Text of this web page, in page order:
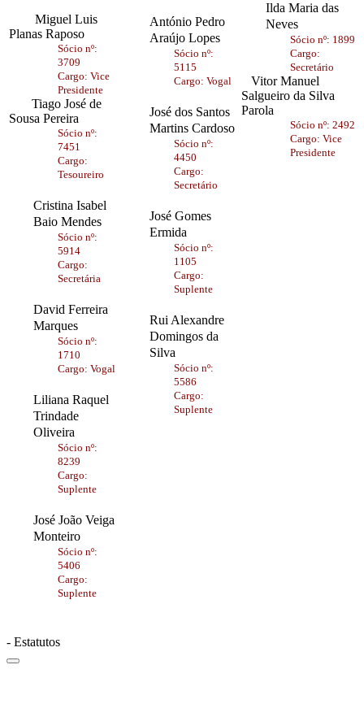
Miguel Luis
Planas Raposo
Sócio nº:
3709
Cargo: Vice
Presidente
Tiago José de
Sousa Pereira
Sócio nº:
7451
Cargo:
Tesoureiro
Cristina Isabel
Baio Mendes
Sócio nº:
5914
Cargo:
Secretária
David Ferreira
Marques
Sócio nº:
1710
Cargo: Vogal
Liliana Raquel
Trindade
Oliveira
Sócio nº:
8239
Cargo:
Suplente
José João Veiga
Monteiro
Sócio nº:
5406
Cargo:
Suplente
António Pedro
Araújo Lopes
Sócio nº:
5115
Cargo: Vogal
José dos Santos
Martins Cardoso
Sócio nº:
4450
Cargo:
Secretário
José Gomes
Ermida
Sócio nº:
1105
Cargo:
Suplente
Rui Alexandre
Domingos da
Silva
Sócio nº:
5586
Cargo:
Suplente
Ilda Maria das
Neves
Sócio nº: 1899
Cargo:
Secretário
Vitor Manuel
Salgueiro da Silva
Parola
Sócio nº: 2492
Cargo: Vice
Presidente
- Estatutos